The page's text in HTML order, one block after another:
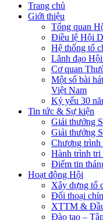
Trang chủ
Giới thiệu
Tổng quan
Điều lệ Hội
Hệ thống tổ
Lãnh đạo
Cơ quan
Một số bài
Việt Nam
Kỷ yếu 30
Tin tức & Sự kiện
Giải thưởng
Giải thưởng
Chương trình
Hành trình tri
Điểm tin
Hoạt động Hội
Xây dựng tổ
Đối thoại
XTTM &
Đào tạo –